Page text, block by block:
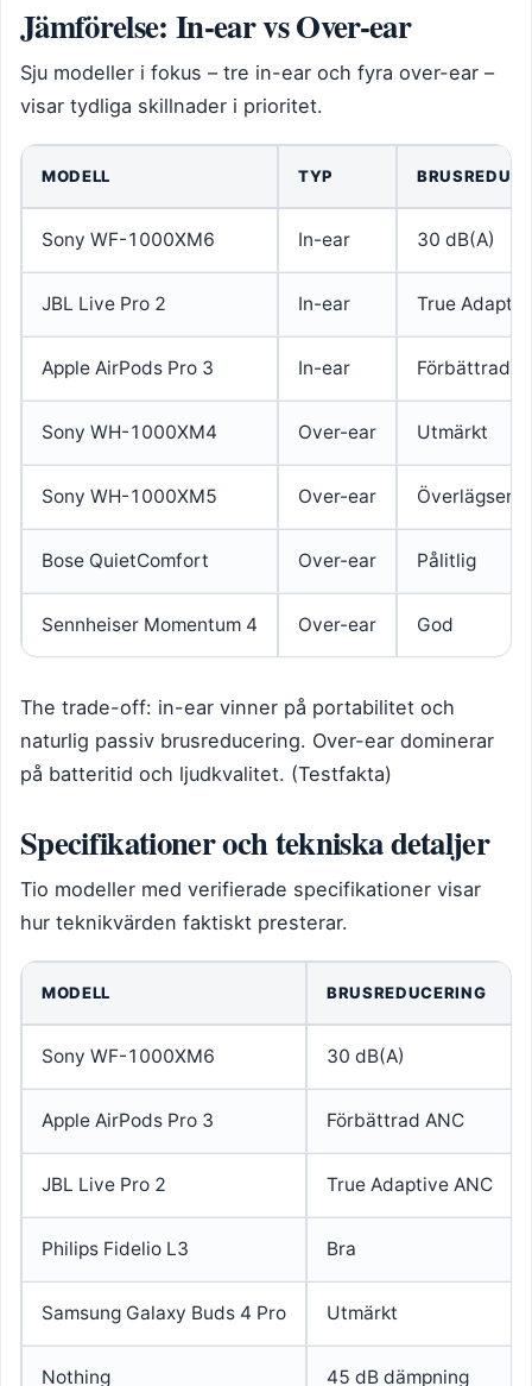
Jämförelse: In-ear vs Over-ear
Sju modeller i fokus – tre in-ear och fyra over-ear –
visar tydliga skillnader i prioritet.
MODELL TYP
Sony WF-1000XM6 In-ear 30 dB(A)
JBL Live Pro 2 In-ear True
Apple AirPods Pro 3 In-ear Förbättrad
Sony WH-1000XM4 Over-ear Utmärkt
Sony WH-1000XM5 Over-ear Överlägsen
Bose QuietComfort Over-ear Pålitlig
Sennheiser Momentum 4 Over-ear God
The trade-off: in-ear vinner på portabilitet och
naturlig passiv brusreducering. Over-ear dominerar
på batteritid och ljudkvalitet. (Testfakta)
Specifikationer och tekniska detaljer
Tio modeller med verifierade specifikationer visar
hur teknikvärden faktiskt presterar.
MODELL BRUSREDUCERING
Sony WF-1000XM6 30 dB(A)
Apple AirPods Pro 3 Förbättrad ANC
JBL Live Pro 2 True Adaptive ANC
Philips Fidelio L3 Bra
Samsung Galaxy Buds 4 Pro Utmärkt
Nothing 45 dB dämpning